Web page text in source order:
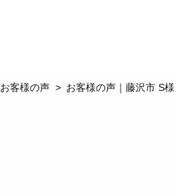
お客様の声 お客様の声｜藤沢市 S様